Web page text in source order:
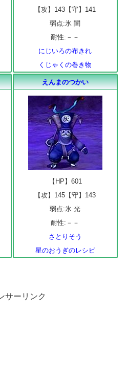
【攻】143【守】141
弱点:氷 闇
耐性:－－
にじいろの布きれ
くじゃくの巻き物
えんまのつかい
【HP】601
【攻】145【守】143
弱点:氷 光
耐性:－－
さとりそう
星のおうぎのレシピ
サーリンク